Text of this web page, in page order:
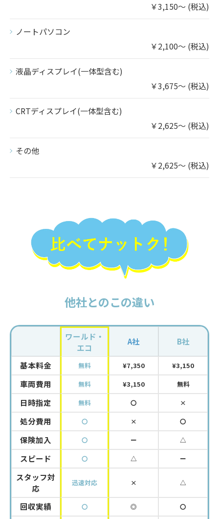
￥3,150～ (税込)
ノートパソコン
￥2,100～ (税込)
液晶ディスプレイ(一体型含む)
￥3,675～ (税込)
CRTディスプレイ(一体型含む)
￥2,625～ (税込)
その他
￥2,625～ (税込)
他社とのこの違い
ワールド・
エコ
A社 B社
基本料金 無料 ¥7,350 ¥3,150
車両費用 無料 ¥3,150 無料
日時指定 無料 〇 ×
処分費用 〇 × 〇
保険加入 〇 ー △
スピード 〇 △ ー
スタッフ対
応
迅速対応 × △
回収実績 〇 ◎ 〇
お問い合わせはこちら